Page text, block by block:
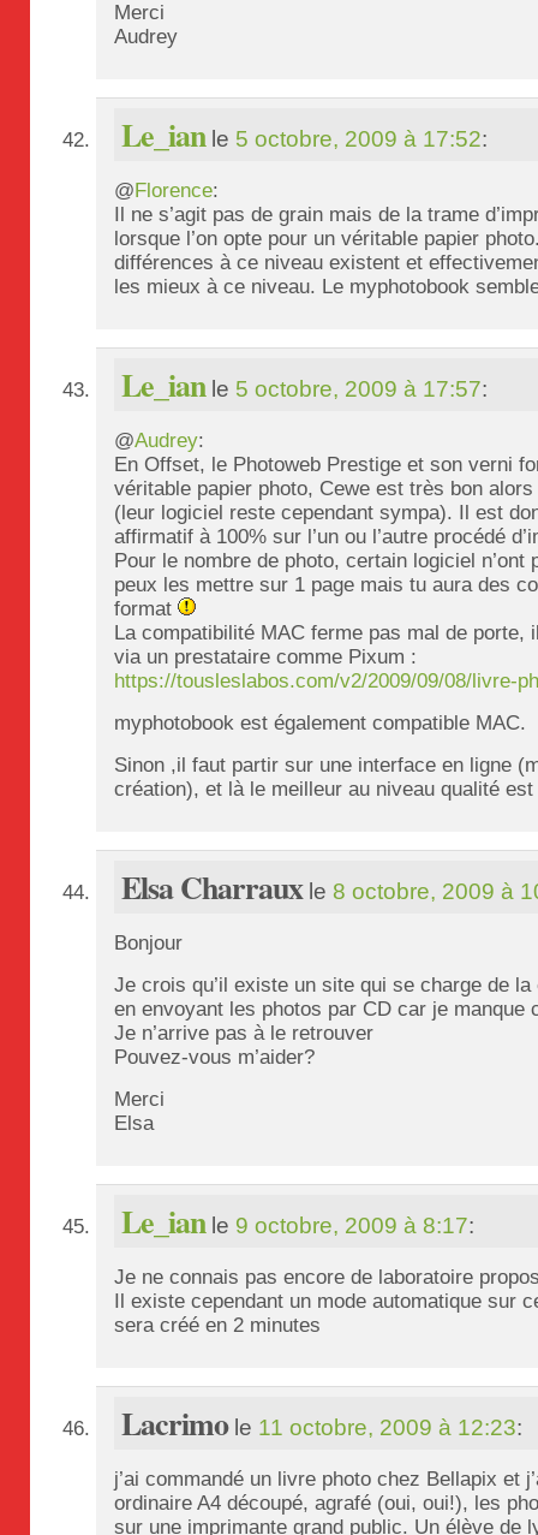
Merci
Audrey
Le_ian le 5 octobre, 2009 à 17:52:
@Florence:
Il ne s’agit pas de grain mais de la trame
lorsque l’on opte pour un véritable papier
différences à ce niveau existent et
les mieux à ce niveau. Le myphotobook
Le_ian le 5 octobre, 2009 à 17:57:
@Audrey:
En Offset, le Photoweb Prestige et son verni
véritable papier photo, Cewe est très bon alors
(leur logiciel reste cependant sympa). Il est
affirmatif à 100% sur l’un ou l’autre procédé
Pour le nombre de photo, certain logiciel n’ont
peux les mettre sur 1 page mais tu aura des
format
La compatibilité MAC ferme pas mal de porte,
via un prestataire comme Pixum :
https://tousleslabos.com/v2/2009/09/08/livre-
myphotobook est également compatible MAC.
Sinon ,il faut partir sur une interface en ligne
création), et là le meilleur au niveau qualité
Elsa Charrauxle8 octobre, 2009 à
Bonjour
Je crois qu’il existe un site qui se charge de la
en envoyant les photos par CD car je manque
Je n’arrive pas à le retrouver
Pouvez-vous m’aider?
Merci
Elsa
Le_ian le 9 octobre, 2009 à 8:17:
Je ne connais pas encore de laboratoire
Il existe cependant un mode automatique sur
sera créé en 2 minutes
Lacrimole 11 octobre, 2009 à 12:23:
j’ai commandé un livre photo chez Bellapix et
ordinaire A4 découpé, agrafé (oui, oui!), les
sur une imprimante grand public. Un élève de